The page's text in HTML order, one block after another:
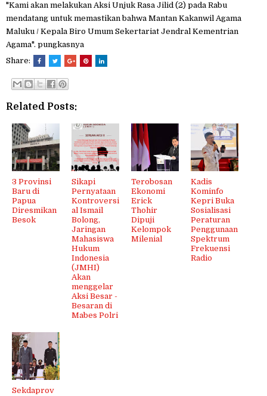
"Kami akan melakukan Aksi Unjuk Rasa Jilid (2) pada Rabu
mendatang untuk memastikan bahwa Mantan Kakanwil Agama
Maluku / Kepala Biro Umum Sekertariat Jendral Kementrian
Agama". pungkasnya
Share:
Related Posts:
3 Provinsi
Baru di
Papua
Diresmikan
Besok
Sikapi
Pernyataan
Kontroversi
al Ismail
Bolong,
Jaringan
Mahasiswa
Hukum
Indonesia
(JMHI)
Akan
menggelar
Aksi Besar -
Besaran di
Mabes Polri
Terobosan
Ekonomi
Erick
Thohir
Dipuji
Kelompok
Milenial
Kadis
Kominfo
Kepri Buka
Sosialisasi
Peraturan
Penggunaan
Spektrum
Frekuensi
Radio
Sekdaprov